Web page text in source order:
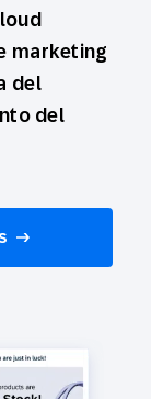
marketing
del
del